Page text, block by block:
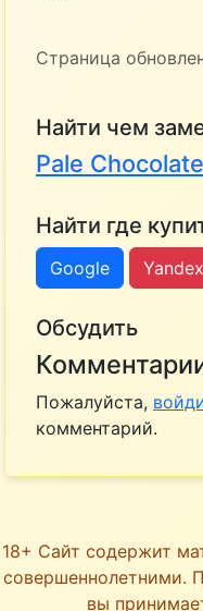
Страница
Найти чем
Pale
Найти где
Google Yandex
Обсудить
Пожалуйста,
комментарий.
18+ Сайт содержит
совершеннолетними.
вы